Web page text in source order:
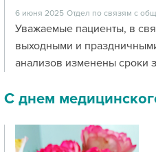
6 июня 2025 Отдел по связям с
Уважаемые пациенты, в
выходными и
анализов изменены сроки
С днем